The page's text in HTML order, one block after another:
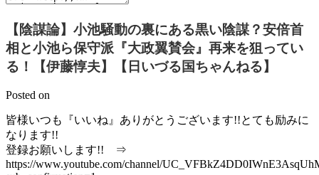
【陰謀論】小池騒動の裏にある黒い陰謀？安倍首
相と小池ら保守派『大政翼賛会』再来を狙ってい
る！【伊藤惇夫】【日いづる国ちゃんねる】
Posted on
皆様いつも『いいね』ありがとうございます!!とても励みに
なります!!
登録お願いします!! ⇒
https://www.youtube.com/channel/